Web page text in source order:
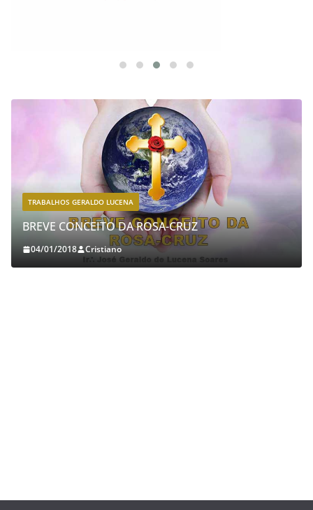
TRABALHOS GERALDO LUCENA
BREVE CONCEITO DA ROSA-CRUZ
04/01/2018 Cristiano